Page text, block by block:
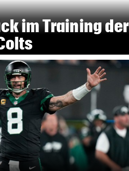
im Training der